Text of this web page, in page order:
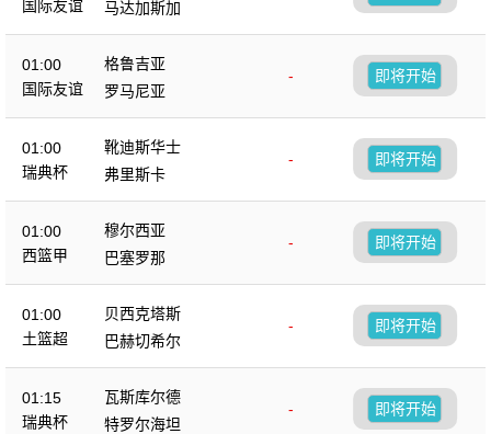
国际友谊
马达加斯加
01:00
国际友谊
格鲁吉亚
-
罗马尼亚
即将开始
01:00
瑞典杯
靴迪斯华士
-
弗里斯卡
即将开始
01:00
西篮甲
穆尔西亚
-
巴塞罗那
即将开始
01:00
土篮超
贝西克塔斯
-
巴赫切希尔
即将开始
01:15
瑞典杯
瓦斯库尔德
-
特罗尔海坦
即将开始